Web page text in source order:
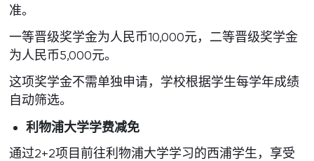
准。
一等晋级奖学金为人民币10,000元，二等晋级奖学金
为人民币5,000元。
这项奖学金不需单独申请，学校根据学生每学年成绩
自动筛选。
利物浦大学学费减免
通过2+2项目前往利物浦大学学习的西浦学生，享受